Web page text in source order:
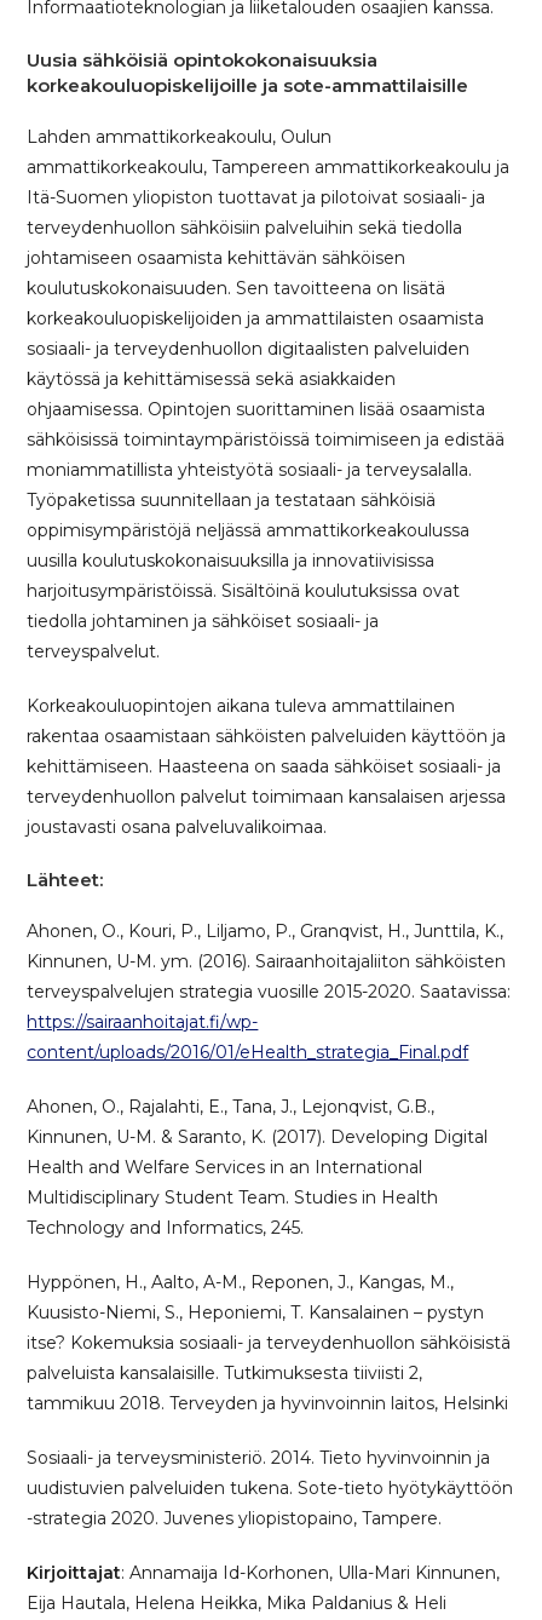
Informaatioteknologian ja liiketalouden osaajien kanssa.
Uusia sähköisiä opintokokonaisuuksia
korkeakouluopiskelijoille ja sote-ammattilaisille
Lahden ammattikorkeakoulu, Oulun
ammattikorkeakoulu, Tampereen ammattikorkeakoulu ja
Itä-Suomen yliopiston tuottavat ja pilotoivat sosiaali- ja
terveydenhuollon sähköisiin palveluihin sekä tiedolla
johtamiseen osaamista kehittävän sähköisen
koulutuskokonaisuuden. Sen tavoitteena on lisätä
korkeakouluopiskelijoiden ja ammattilaisten osaamista
sosiaali- ja terveydenhuollon digitaalisten palveluiden
käytössä ja kehittämisessä sekä asiakkaiden
ohjaamisessa. Opintojen suorittaminen lisää osaamista
sähköisissä toimintaympäristöissä toimimiseen ja edistää
moniammatillista yhteistyötä sosiaali- ja terveysalalla.
Työpaketissa suunnitellaan ja testataan sähköisiä
oppimisympäristöjä neljässä ammattikorkeakoulussa
uusilla koulutuskokonaisuuksilla ja innovatiivisissa
harjoitusympäristöissä. Sisältöinä koulutuksissa ovat
tiedolla johtaminen ja sähköiset sosiaali- ja
terveyspalvelut.
Korkeakouluopintojen aikana tuleva ammattilainen
rakentaa osaamistaan sähköisten palveluiden käyttöön ja
kehittämiseen. Haasteena on saada sähköiset sosiaali- ja
terveydenhuollon palvelut toimimaan kansalaisen arjessa
joustavasti osana palveluvalikoimaa.
Lähteet:
Ahonen, O., Kouri, P., Liljamo, P., Granqvist, H., Junttila, K.,
Kinnunen, U-M. ym. (2016). Sairaanhoitajaliiton sähköisten
terveyspalvelujen strategia vuosille 2015-2020. Saatavissa:
https://sairaanhoitajat.fi/wp-
content/uploads/2016/01/eHealth_strategia_Final.pdf
Ahonen, O., Rajalahti, E., Tana, J., Lejonqvist, G.B.,
Kinnunen, U-M. & Saranto, K. (2017). Developing Digital
Health and Welfare Services in an International
Multidisciplinary Student Team. Studies in Health
Technology and Informatics, 245.
Hyppönen, H., Aalto, A-M., Reponen, J., Kangas, M.,
Kuusisto-Niemi, S., Heponiemi, T. Kansalainen – pystyn
itse? Kokemuksia sosiaali- ja terveydenhuollon sähköisistä
palveluista kansalaisille. Tutkimuksesta tiiviisti 2,
tammikuu 2018. Terveyden ja hyvinvoinnin laitos, Helsinki
Sosiaali- ja terveysministeriö. 2014. Tieto hyvinvoinnin ja
uudistuvien palveluiden tukena. Sote-tieto hyötykäyttöön
-strategia 2020. Juvenes yliopistopaino, Tampere.
Kirjoittajat: Annamaija Id-Korhonen, Ulla-Mari Kinnunen,
Eija Hautala, Helena Heikka, Mika Paldanius & Heli